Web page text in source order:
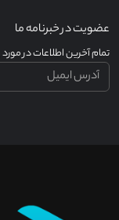
عضویت در خبرنامه ما
تمام آخرین اطلاعات در